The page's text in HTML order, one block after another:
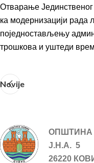
Отварање
ка модернизацији рада
поједностављењу
трошкова и уштеди
Novije
ОПШТИНА
Ј.Н.А. 5
26220